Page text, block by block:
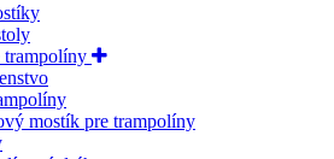
trampolíny
mostík pre trampolíny